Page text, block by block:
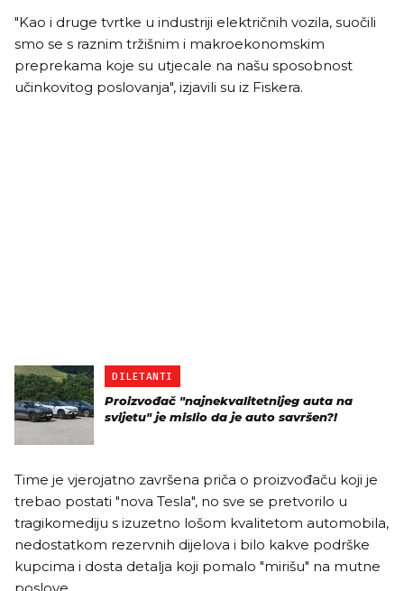
"Kao i druge tvrtke u industriji električnih vozila, suočili
smo se s raznim tržišnim i makroekonomskim
preprekama koje su utjecale na našu sposobnost
učinkovitog poslovanja", izjavili su iz Fiskera.
DILETANTI
Proizvođač "najnekvalitetnijeg auta na
svijetu" je mislio da je auto savršen?!
Time je vjerojatno završena priča o proizvođaču koji je
trebao postati "nova Tesla", no sve se pretvorilo u
tragikomediju s izuzetno lošom kvalitetom automobila,
nedostatkom rezervnih dijelova i bilo kakve podrške
kupcima i dosta detalja koji pomalo "mirišu" na mutne